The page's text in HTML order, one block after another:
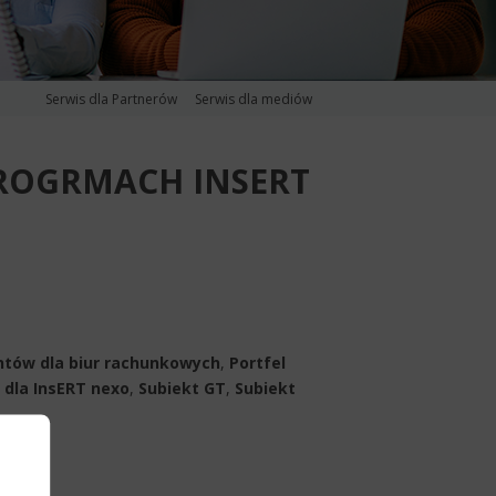
Serwis dla Partnerów Serwis dla mediów
INSERT
dla biur rachunkowych, Portfel
InsERT nexo, Subiekt GT, Subiekt